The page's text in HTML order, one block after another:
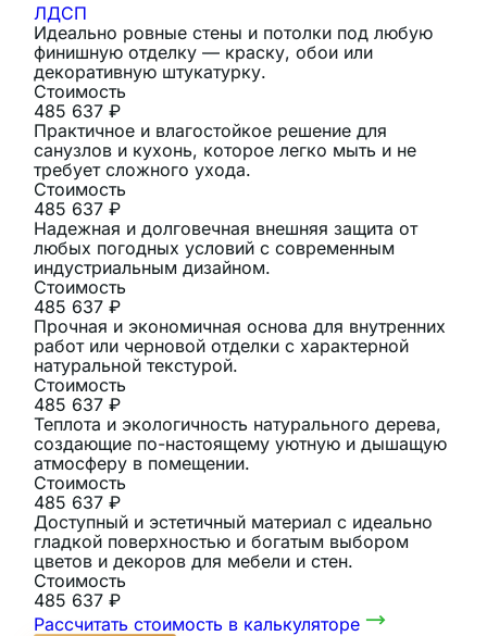
ЛДСП
Идеально ровные стены и потолки под любую
финишную отделку — краску, обои или
декоративную штукатурку.
Стоимость
485 637 ₽
Практичное и влагостойкое решение для
санузлов и кухонь, которое легко мыть и не
требует сложного ухода.
Стоимость
485 637 ₽
Надежная и долговечная внешняя защита от
любых погодных условий с современным
индустриальным дизайном.
Стоимость
485 637 ₽
Прочная и экономичная основа для внутренних
работ или черновой отделки с характерной
натуральной текстурой.
Стоимость
485 637 ₽
Теплота и экологичность натурального дерева,
создающие по-настоящему уютную и дышащую
атмосферу в помещении.
Стоимость
485 637 ₽
Доступный и эстетичный материал с идеально
гладкой поверхностью и богатым выбором
цветов и декоров для мебели и стен.
Стоимость
485 637 ₽
Рассчитать стоимость в калькуляторе